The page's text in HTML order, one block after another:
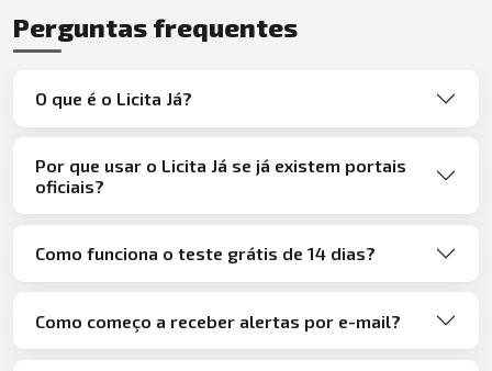
Perguntas frequentes
O que é o Licita Já?
Por que usar o Licita Já se já existem portais
oficiais?
Como funciona o teste grátis de 14 dias?
Como começo a receber alertas por e-mail?